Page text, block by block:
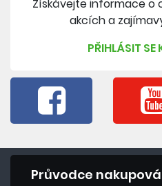
Získávejte informace o
akcích a
PŘIHLÁSIT SE
Průvodce